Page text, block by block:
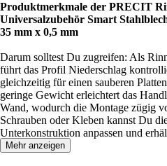
Produktmerkmale der PRECIT
Universalzubehör Smart
35 mm x 0,5 mm
Darum solltest Du zugreifen: Als
führt das Profil Niederschlag
gleichzeitig für einen sauberen
geringe Gewicht erleichtert das
Wand, wodurch die Montage zügig
Schrauben oder Kleben kannst Du
Unterkonstruktion anpassen und
Lösung.
Mehr anzeigen